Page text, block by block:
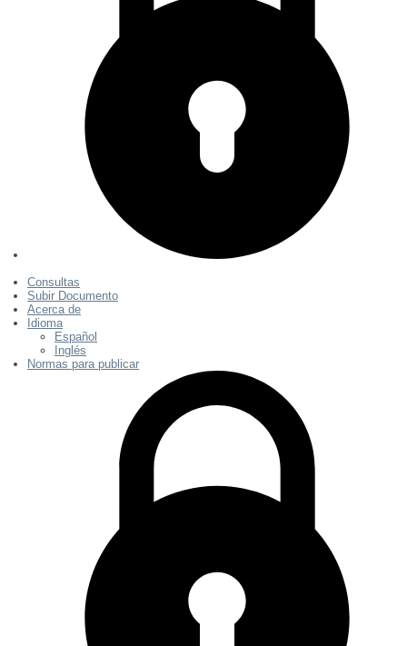
Consultas
Subir Documento
Acerca de
Idioma
Español
Inglés
Normas para publicar